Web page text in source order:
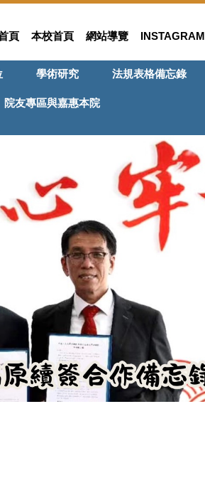
頁 本校首頁 網站導覽 INSTAGRAM
學術研究 法規表格備忘錄
院友專區與嘉惠本院